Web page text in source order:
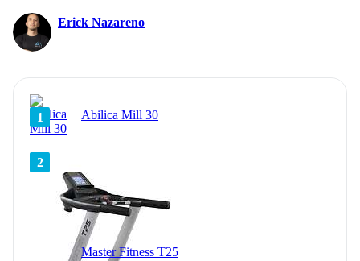
Erick Nazareno
1 Abilica Mill 30
2
Master Fitness T25